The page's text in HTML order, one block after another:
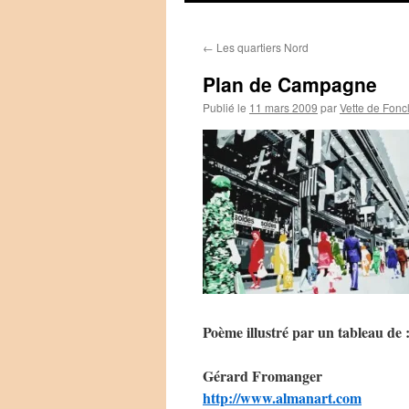
← Les quartiers Nord
Plan de Campagne
Publié le 11 mars 2009 parVette de
Poème illustré par un tableau de :
Gérard Fromanger
http://www.almanart.com